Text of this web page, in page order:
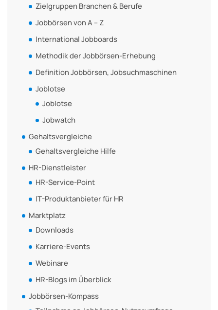
Zielgruppen Branchen & Berufe
Jobbörsen von A – Z
International Jobboards
Methodik der Jobbörsen-Erhebung
Definition Jobbörsen, Jobsuchmaschinen
Joblotse
Joblotse
Jobwatch
Gehaltsvergleiche
Gehaltsvergleiche Hilfe
HR-Dienstleister
HR-Service-Point
IT-Produktanbieter für HR
Marktplatz
Downloads
Karriere-Events
Webinare
HR-Blogs im Überblick
Jobbörsen-Kompass